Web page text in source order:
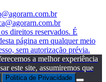
direitos reservados. É
página em qualquer meio
sem autorização prévia.
a melhor experiência
este site, assumiremos que
Politica de Privacidade